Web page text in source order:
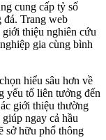
cung cấp tỷ số
đá. Trang web
giới thiệu nghiên cứu
gia cùng bình
hiểu sâu hơn về
yếu tố liên tưởng đến
giới thiệu thường
ngay cả hầu
sở hữu phổ thông